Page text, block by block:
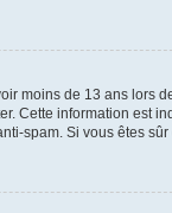
moins de 13 ans lors
Cette information est
spam. Si vous êtes